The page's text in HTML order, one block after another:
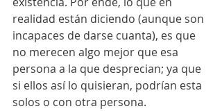
realidad están diciendo (aunque son
incapaces de darse cuanta), es que
no merecen algo mejor que esa
persona a la que desprecian; ya que
si ellos así lo quisieran, podrían esta
solos o con otra persona.